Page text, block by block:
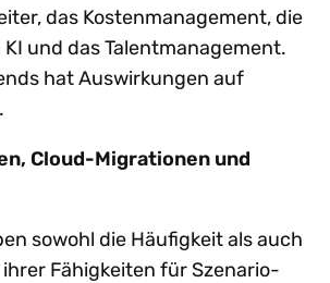
das Kostenmanagement, die
und das Talentmanagement.
hat Auswirkungen auf
Cloud-Migrationen und
sowohl die Häufigkeit als auch
Fähigkeiten für Szenario-